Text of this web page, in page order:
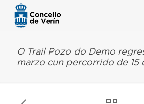
O Trail Pozo do Demo
marzo cun percorrido de 15